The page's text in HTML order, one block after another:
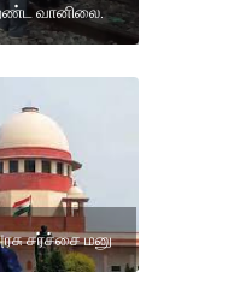
வானிலை.
சர்ச்சை மனு